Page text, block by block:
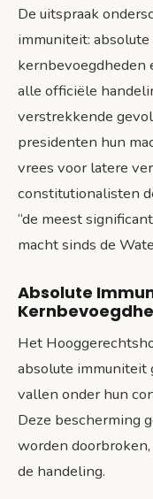
De uitspraak
immuniteit:
kernbevoegdheden
alle officiële
verstrekkende
presidenten hun
vrees voor latere
constitutionalisten
“de meest
macht sinds de
Absolute
Het
absolute immuniteit
vallen onder hun
Deze bescherming
worden
de handeling.